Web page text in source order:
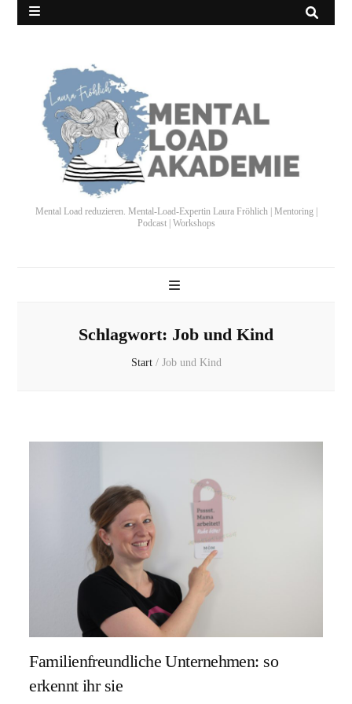
Mental Load reduzieren. Mental-Load-Expertin Laura Fröhlich | Mentoring |
Podcast | Workshops
Schlagwort: Job und Kind
Start / Job und Kind
Familienfreundliche Unternehmen: so
erkennt ihr sie